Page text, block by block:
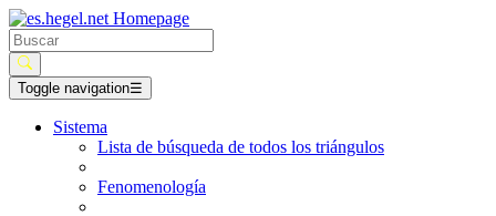
Toggle navigation☰
Sistema
Lista de búsqueda de todos los triángulos
Fenomenología